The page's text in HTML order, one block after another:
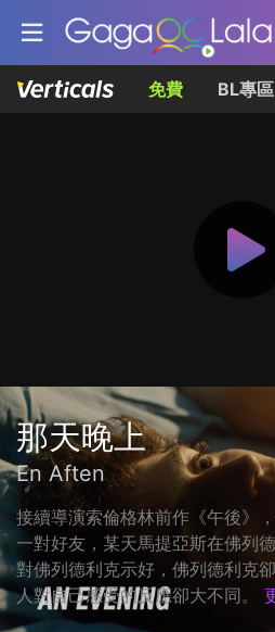
免費 BL專區
那天晚上
En Aften
接續導演索倫格林前作《午後》
一對好友，某天馬提亞斯在佛列
對佛列德利克示好，佛列德利克
人對自己感受的反應卻大不同。